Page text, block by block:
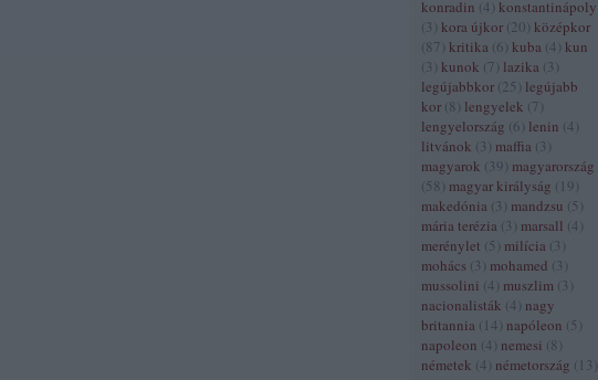
konradin (4) konstantinápoly
(3 ) kora újkor (20) középkor
(87) kritika (6) kuba (4) kun
(3 ) kunok (7) lazika (3 )
legújabbkor (25 ) legújabb
kor (8) lengyelek (7)
lengyelország (6) lenin (4)
litvánok (3 ) maffia (3 )
magyarok (39) magyarország
(58) magyar királyság ( 19)
makedónia (3 ) mandzsu (5 )
mária terézia (3 ) marsall (4)
merénylet (5 ) milícia (3 )
mohács (3 ) mohamed (3 )
mussolini (4) muszlim (3 )
nacionalisták (4) nagy
britannia ( 14) napóleon (5 )
napoleon (4) nemesi (8)
németek (4) németország ( 13 )